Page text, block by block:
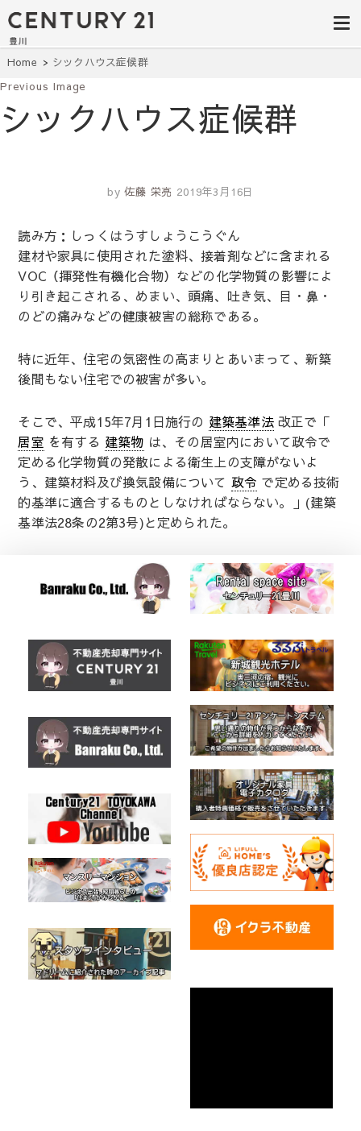
豊田市の中古
住宅・土地・
リノベ物件探
し｜センチュ
リー21豊川
建て・土地探しはセンチュリー21豊
川へ。豊田市内の最新物件情報を随
時更新中！駅近、建築条件無し、ペ
ット可、学区別など、お客様のこだ
単検索。
Home シックハウス症候群
Previous Image
シックハウス症候群
by 佐藤 栄亮 2019年3月16日
読み方：しっくはうすしょうこうぐん
建材や家具に使用された塗料、接着剤などに含まれる
VOC（揮発性有機化合物）などの化学物質の影響によ
り引き起こされる、めまい、頭痛、吐き気、目・鼻・
のどの痛みなどの健康被害の総称である。
特に近年、住宅の気密性の高まりとあいまって、新築
後間もない住宅での被害が多い。
そこで、平成15年7月1日施行の 建築基準法改正で「
居室 を有する 建築物 は、その居室内において政令で
定める化学物質の発散による衛生上の支障がないよ
う、建築材料及び換気設備について 政令 で定める技術
的基準に適合するものとしなければならない。」(建築
基準法28条の2第3号)と定められた。